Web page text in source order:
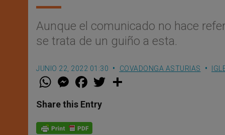
Aunque el comunicado no hace
se trata de un guiño a esta.
JUNIO 22, 2022 01:30 COVADONGA ASTURIAS
W
t
s
p
M
e
s
e
g
F
a
e
b
o
w
Share this Entry